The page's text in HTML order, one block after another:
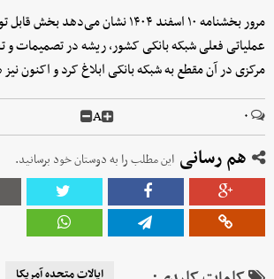
مرور بخشنامه ۱۰ اسفند ۱۴۰۴ نشان
عملیاتی فعلی شبکه بانکی کشور، ریشه در تصمیمات و
مرکزی در آن مقطع به شبکه بانکی ابلاغ کرد و اکنون
۰ A
هم رسانی این مطلب را به دوستان خود برسانید.
ایالات متحده آمریکا